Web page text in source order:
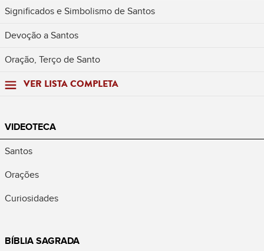
Significados e Simbolismo de Santos
Devoção a Santos
Oração, Terço de Santo
VER LISTA COMPLETA
VIDEOTECA
Santos
Orações
Curiosidades
BÍBLIA SAGRADA